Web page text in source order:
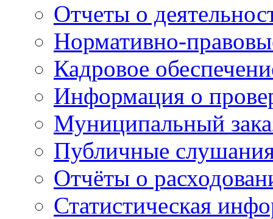
Отчеты о
Нормативно-
Кадровое
Информация о
Муниципальный
Публичные
Отчёты о
Статистическая